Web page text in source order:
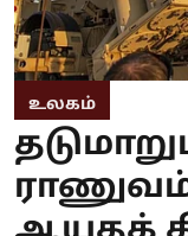
உலகம்